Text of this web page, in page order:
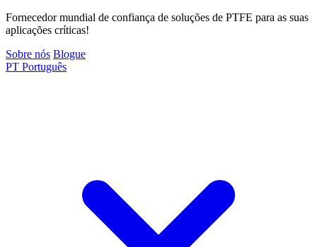
Fornecedor mundial de confiança de soluções de PTFE para as suas
aplicações críticas!
Sobre nós Blogue
PT Português